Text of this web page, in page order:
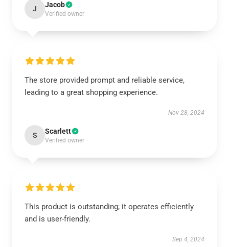
J Jacob
Verified owner
The store provided prompt and reliable service,
leading to a great shopping experience.
Nov 28, 2024
S Scarlett
Verified owner
This product is outstanding; it operates efficiently
and is user-friendly.
Sep 4, 2024